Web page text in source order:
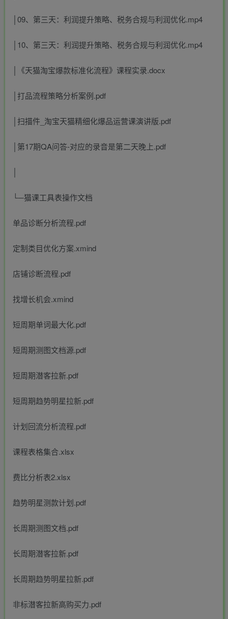
│09、第三天：利润提升策略、税务合规与利润优化.mp4
│10、第三天：利润提升策略、税务合规与利润优化.mp4
│《天猫淘宝爆款标准化流程》课程实录.docx
│打品流程策略分析案例.pdf
│扫描件_淘宝天猫精细化爆品运营课演讲版.pdf
│第17期QA问答-对应的录音是第二天晚上.pdf
└─猫课工具表操作文档
单品诊断分析流程.pdf
定制类目优化方案.xmind
店铺诊断流程.pdf
找增长机会.xmind
短周期单词最大化.pdf
短周期测图文档源.pdf
短周期潜客拉新.pdf
短周期趋势明星拉新.pdf
计划回流分析流程.pdf
课程表格集合.xlsx
费比分析表2.xlsx
趋势明星测款计划.pdf
长周期测图文档.pdf
长周期潜客拉新.pdf
长周期趋势明星拉新.pdf
非标潜客拉新高购买力.pdf